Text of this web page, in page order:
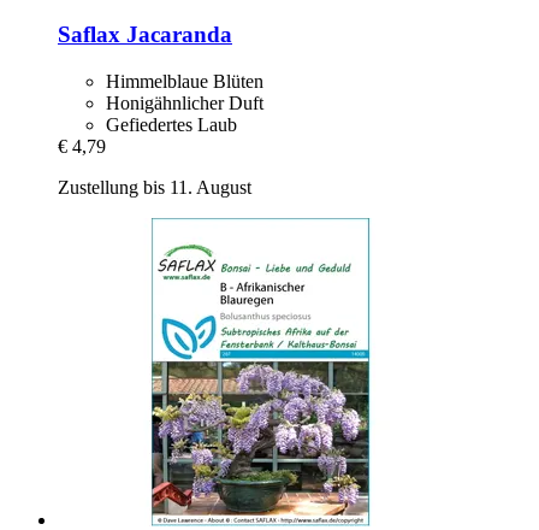
Saflax Jacaranda
Himmelblaue Blüten
Honigähnlicher Duft
Gefiedertes Laub
€ 4,79
Zustellung bis 11. August